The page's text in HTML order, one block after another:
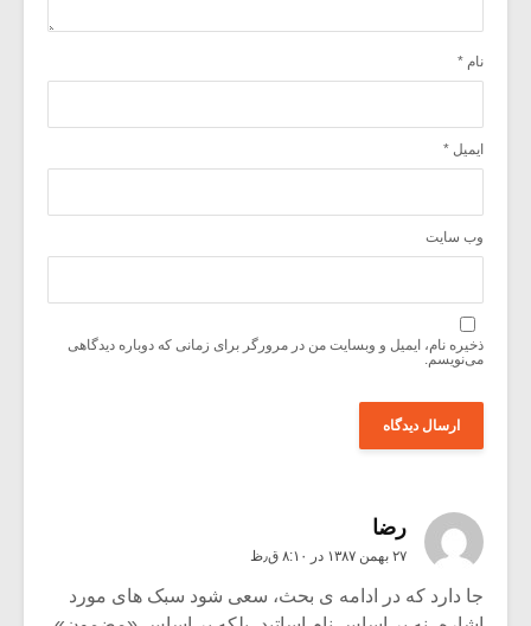
نام *
ایمیل *
وب‌ سایت
ذخیره نام، ایمیل و وبسایت من در مرورگر برای زمانی که دوباره دیدگاهی
می‌نویسم.
رضا
۲۷ بهمن ۱۳۸۷ در ۸:۱۰ ق٫ظ
جا دارد که در ادامه ی بحث، سعی شود سبک های مورد